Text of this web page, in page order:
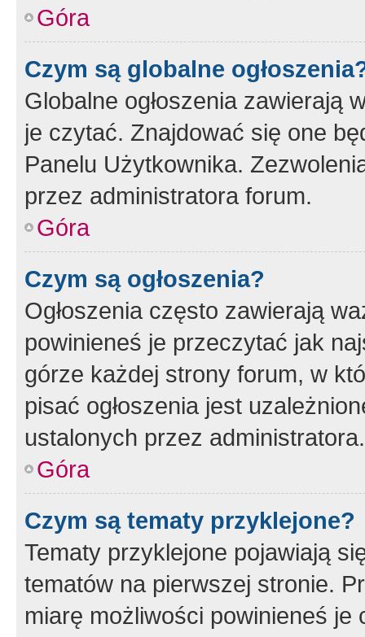
Góra
Czym są globalne
Globalne ogłoszenia zawierają
je czytać. Znajdować się one
Panelu Użytkownika.
przez administratora forum.
Góra
Czym są ogłoszenia?
Ogłoszenia często zawierają
powinieneś je przeczytać jak
górze każdej strony forum, w
pisać ogłoszenia jest
ustalonych przez administratora.
Góra
Czym są tematy przyklejone?
Tematy przyklejone pojawiają
tematów na pierwszej stronie.
miarę możliwości powinieneś je